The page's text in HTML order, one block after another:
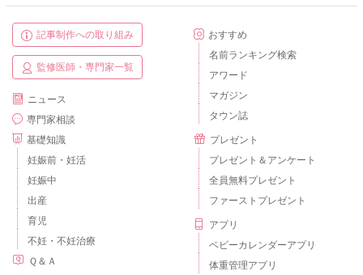
記事制作への取り組み
監修医師・専門家一覧
ニュース
専門家相談
基礎知識
妊娠前・妊活
妊娠中
出産
育児
不妊・不妊治療
Ｑ＆Ａ
おすすめ
名前ランキング検索
アワード
マガジン
タウン誌
プレゼント
プレゼント＆アンケート
全員無料プレゼント
ファーストプレゼント
アプリ
ベビーカレンダーアプリ
体重管理アプリ